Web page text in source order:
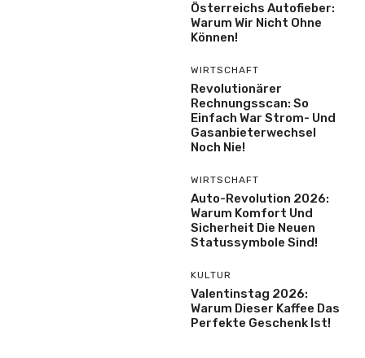
Österreichs Autofieber:
Warum Wir Nicht Ohne
Können!
WIRTSCHAFT
Revolutionärer
Rechnungsscan: So
Einfach War Strom- Und
Gasanbieterwechsel
Noch Nie!
WIRTSCHAFT
Auto-Revolution 2026:
Warum Komfort Und
Sicherheit Die Neuen
Statussymbole Sind!
KULTUR
Valentinstag 2026:
Warum Dieser Kaffee Das
Perfekte Geschenk Ist!